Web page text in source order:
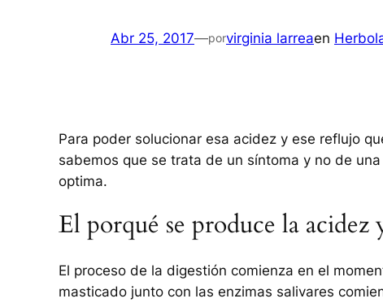
Abr 25, 2017—porvirginia larreaen
Para poder solucionar esa acidez y ese reflujo
sabemos que se trata de un síntoma y no de
optima.
El porqué se produce la
El proceso de la digestión comienza en el
masticado junto con las enzimas salivares